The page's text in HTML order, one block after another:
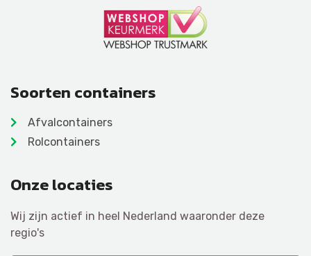
Soorten containers
Afvalcontainers
Rolcontainers
Onze locaties
Wij zijn actief in heel Nederland waaronder deze
regio's